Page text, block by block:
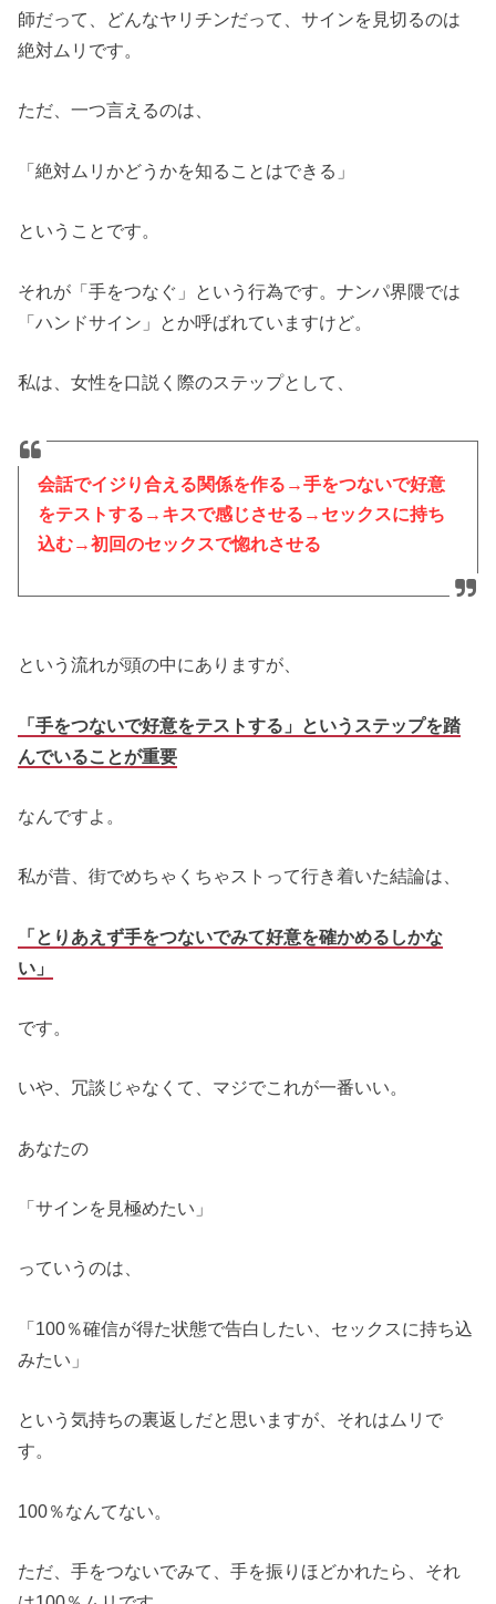
師だって、どんなヤリチンだって、サインを見切るのは
絶対ムリです。
ただ、一つ言えるのは、
「絶対ムリかどうかを知ることはできる」
ということです。
それが「手をつなぐ」という行為です。ナンパ界隈では
「ハンドサイン」とか呼ばれていますけど。
私は、女性を口説く際のステップとして、
会話でイジり合える関係を作る→手をつないで好意
をテストする→キスで感じさせる→セックスに持ち
込む→初回のセックスで惚れさせる
という流れが頭の中にありますが、
「手をつないで好意をテストする」というステップを踏
んでいることが重要
なんですよ。
私が昔、街でめちゃくちゃストって行き着いた結論は、
「とりあえず手をつないでみて好意を確かめるしかな
い」
です。
いや、冗談じゃなくて、マジでこれが一番いい。
あなたの
「サインを見極めたい」
っていうのは、
「100％確信が得た状態で告白したい、セックスに持ち込
みたい」
という気持ちの裏返しだと思いますが、それはムリで
す。
100％なんてない。
ただ、手をつないでみて、手を振りほどかれたら、それ